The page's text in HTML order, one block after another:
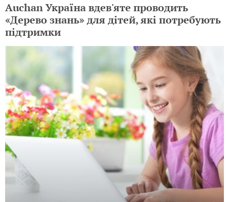
Auchan Україна вдев'яте проводить
«Дерево знань» для дітей, які потребують
підтримки